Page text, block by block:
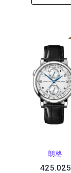
朗格
425.025